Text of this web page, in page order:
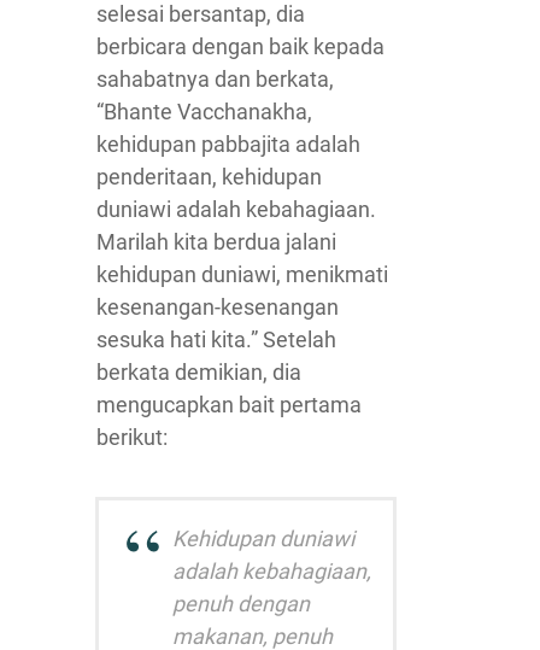
selesai bersantap, dia
berbicara dengan baik kepada
sahabatnya dan berkata,
“Bhante Vacchanakha,
kehidupan pabbajita adalah
penderitaan, kehidupan
duniawi adalah kebahagiaan.
Marilah kita berdua jalani
kehidupan duniawi, menikmati
kesenangan-kesenangan
sesuka hati kita.” Setelah
berkata demikian, dia
mengucapkan bait pertama
berikut:
Kehidupan duniawi
adalah kebahagiaan,
penuh dengan
makanan, penuh